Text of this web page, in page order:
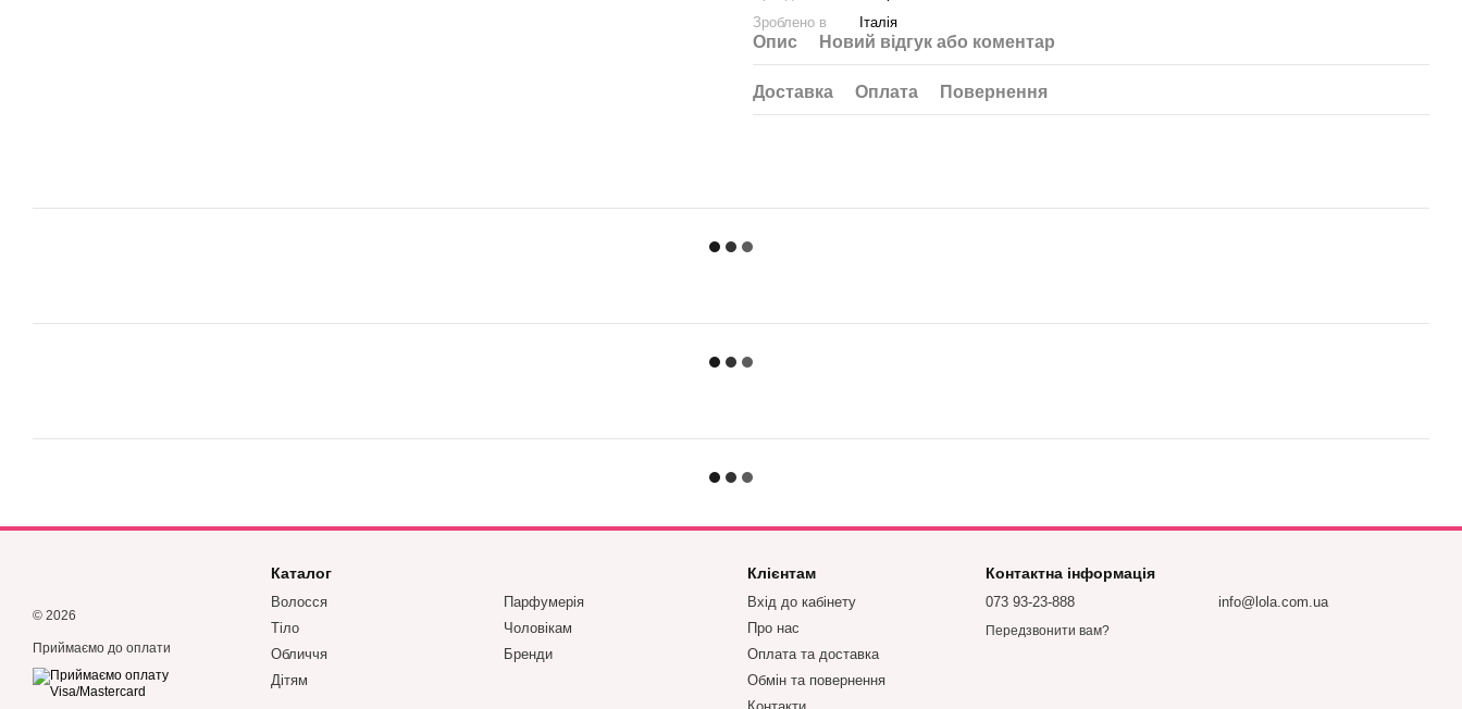
Зроблено в
Італія
Опис Новий відгук або коментар
Доставка Оплата Повернення
© 2026
Приймаємо до оплати
Каталог
Волосся
Тіло
Обличчя
Дітям
Парфумерія
Чоловікам
Бренди
Клієнтам
Вхід до кабінету
Про нас
Оплата та доставка
Обмін та повернення
Контактна інформація
073 93-23-888
Передзвонити вам?
info@lola.com.ua